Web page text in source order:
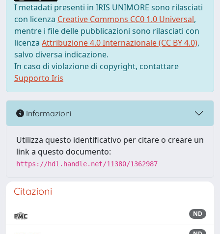
I metadati presenti in IRIS UNIMORE sono rilasciati
con licenza Creative Commons CC0 1.0 Universal,
mentre i file delle pubblicazioni sono rilasciati con
licenza Attribuzione 4.0 Internazionale (CC BY 4.0),
salvo diversa indicazione.
In caso di violazione di copyright, contattare
Supporto Iris
Informazioni
Utilizza questo identificativo per citare o creare un
link a questo documento:
https://hdl.handle.net/11380/1362987
Citazioni
ND